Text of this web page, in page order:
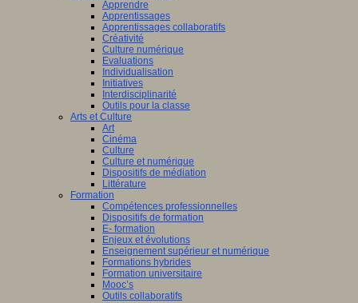
Apprendre
Apprentissages
Apprentissages collaboratifs
Créativité
Culture numérique
Evaluations
Individualisation
Initiatives
Interdisciplinarité
Outils pour la classe
Arts et Culture
Art
Cinéma
Culture
Culture et numérique
Dispositifs de médiation
Littérature
Formation
Compétences professionnelles
Dispositifs de formation
E- formation
Enjeux et évolutions
Enseignement supérieur et numérique
Formations hybrides
Formation universitaire
Mooc’s
Outils collaboratifs